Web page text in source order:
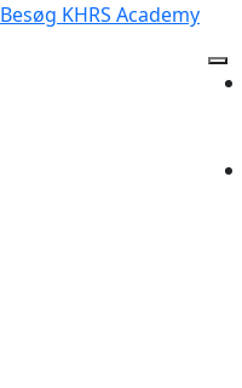
Besøg KHRS Academy